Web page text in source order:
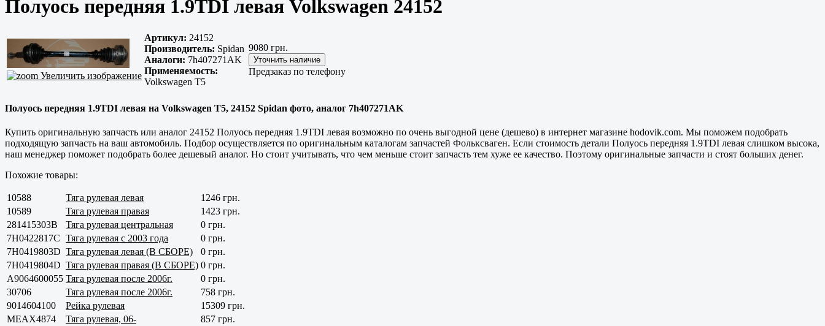
Полуось передняя 1.9TDI левая Volkswagen 24152
Увеличить изображение
Артикул: 24152
Производитель: Spidan
Аналоги: 7h407271AK
Применяемость:
Volkswagen T5
9080 грн.
Предзаказ по телефону
Полуось передняя 1.9TDI левая на Volkswagen T5, 24152 Spidan фото, аналог 7h407271AK
Купить оригинальную запчасть или аналог 24152 Полуось передняя 1.9TDI левая возможно по очень выгодной цене (дешево) в интернет магазине hodovik.com. Мы поможем подобрать
подходящую запчасть на ваш автомобиль. Подбор осуществляется по оригинальным каталогам запчастей Фольксваген. Если стоимость детали Полуось передняя 1.9TDI левая слишком высока,
наш менеджер поможет подобрать более дешевый аналог. Но стоит учитывать, что чем меньше стоит запчасть тем хуже ее качество. Поэтому оригинальные запчасти и стоят больших денег.
Похожие товары:
10588 Тяга рулевая левая
1246 грн.
10589
Тяга рулевая правая
1423 грн.
281415303B
Тяга рулевая центральная
0 грн.
7H0422817С Тяга рулевая с 2003 года
0 грн.
7H0419803D Тяга рулевая левая (В СБОРЕ)
0 грн.
7H0419804D Тяга рулевая правая (В СБОРЕ) 0 грн.
A9064600055 Тяга рулевая после 2006г.
0 грн.
30706
Тяга рулевая после 2006г.
758 грн.
9014604100
Рейка рулевая
15309 грн.
MEAX4874
Тяга рулевая, 06-
857 грн.